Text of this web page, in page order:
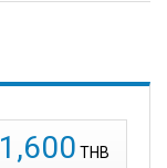
1,600 THB